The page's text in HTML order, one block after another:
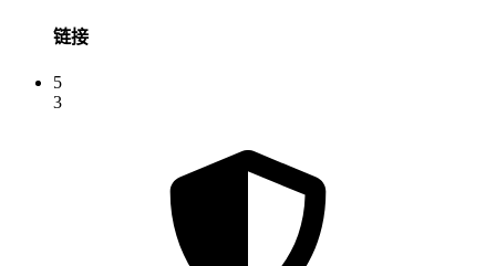
链接
5
3